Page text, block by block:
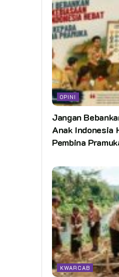
OPINI
Jangan
Anak Indonesia
Pembina
KWARCAB